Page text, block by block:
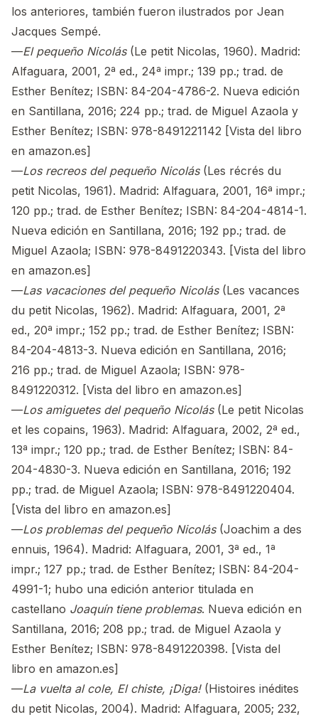
los anteriores, también fueron ilustrados por Jean
Jacques Sempé.
—El pequeño Nicolás(Le petit Nicolas, 1960). Madrid:
Alfaguara, 2001, 2ª ed., 24ª impr.; 139 pp.; trad. de
Esther Benítez; ISBN: 84-204-4786-2. Nueva edición
en Santillana, 2016; 224 pp.; trad. de Miguel Azaola y
Esther Benítez; ISBN: 978-8491221142 [Vista del libro
en amazon.es]
—Los recreos del pequeño Nicolás(Les récrés du
petit Nicolas, 1961). Madrid: Alfaguara, 2001, 16ª impr.;
120 pp.; trad. de Esther Benítez; ISBN: 84-204-4814-1.
Nueva edición en Santillana, 2016; 192 pp.; trad. de
Miguel Azaola; ISBN: 978-8491220343. [Vista del libro
en amazon.es]
—Las vacaciones del pequeño Nicolás(Les vacances
du petit Nicolas, 1962). Madrid: Alfaguara, 2001, 2ª
ed., 20ª impr.; 152 pp.; trad. de Esther Benítez; ISBN:
84-204-4813-3. Nueva edición en Santillana, 2016;
216 pp.; trad. de Miguel Azaola; ISBN: 978-
8491220312. [Vista del libro en amazon.es]
—Los amiguetes del pequeño Nicolás(Le petit Nicolas
et les copains, 1963). Madrid: Alfaguara, 2002, 2ª ed.,
13ª impr.; 120 pp.; trad. de Esther Benítez; ISBN: 84-
204-4830-3. Nueva edición en Santillana, 2016; 192
pp.; trad. de Miguel Azaola; ISBN: 978-8491220404.
[Vista del libro en amazon.es]
—Los problemas del pequeño Nicolás(Joachim a des
ennuis, 1964). Madrid: Alfaguara, 2001, 3ª ed., 1ª
impr.; 127 pp.; trad. de Esther Benítez; ISBN: 84-204-
4991-1; hubo una edición anterior titulada en
castellano Joaquín tiene problemas. Nueva edición en
Santillana, 2016; 208 pp.; trad. de Miguel Azaola y
Esther Benítez; ISBN: 978-8491220398. [Vista del
libro en amazon.es]
—La vuelta al cole, El chiste, ¡Diga!(Histoires inédites
du petit Nicolas, 2004). Madrid: Alfaguara, 2005; 232,